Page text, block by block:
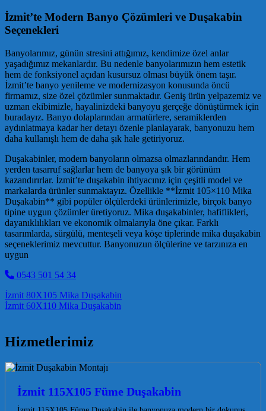
İzmit’te Modern Banyo Çözümleri ve Duşakabin
Seçenekleri
Banyolarımız, günün stresini attığımız, kendimize özel anlar
yaşadığımız mekanlardır. Bu nedenle banyolarımızın hem estetik
hem de fonksiyonel açıdan kusursuz olması büyük önem taşır.
İzmit’te banyo yenileme ve modernizasyon konusunda öncü
firmamız, size özel çözümler sunmaktadır. Geniş ürün yelpazemiz ve
uzman ekibimizle, hayalinizdeki banyoyu gerçeğe dönüştürmek için
buradayız. Banyo dolaplarından armatürlere, seramiklerden
aydınlatmaya kadar her detayı özenle planlayarak, banyonuzu hem
daha kullanışlı hem de daha şık hale getiriyoruz.
Duşakabinler, modern banyoların olmazsa olmazlarındandır. Hem
yerden tasarruf sağlarlar hem de banyoya şık bir görünüm
kazandırırlar. İzmit’te duşakabin ihtiyacınız için çeşitli model ve
markalarda ürünler sunmaktayız. Özellikle **İzmit 105×110 Mika
Duşakabin** gibi popüler ölçülerdeki ürünlerimizle, birçok banyo
tipine uygun çözümler üretiyoruz. Mika duşakabinler, hafiflikleri,
dayanıklılıkları ve ekonomik olmalarıyla öne çıkar. Farklı
tasarımlarda, sürgülü, menteşeli veya köşe tiplerinde mika duşakabin
seçeneklerimiz mevcuttur. Banyonuzun ölçülerine ve tarzınıza en
uygun
0543 501 54 34
Post navigation
İzmit 80X105 Mika Duşakabin
İzmit 60X110 Mika Duşakabin
Hizmetlerimiz
İzmit 115X105 Füme Duşakabin